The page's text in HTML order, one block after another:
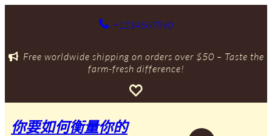
內
+1234567890
Free worldwide shipping on orders over $50 – Taste the
farm-fresh difference!
你要如何衡量你的